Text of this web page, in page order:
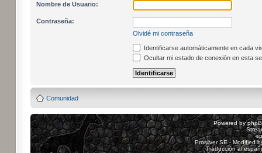
Nombre de Usuario:
Contraseña:
Olvidé mi contraseña
Identificarse automáticamente en cada
Ocultar mi estado de conexión en esta
Comunidad
Powered by
Prosilver SE - Modified
Traducción al